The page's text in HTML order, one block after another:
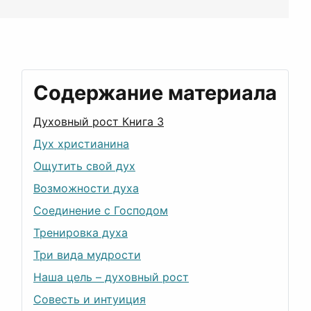
Содержание материала
Духовный рост Книга 3
Дух христианина
Ощутить свой дух
Возможности духа
Соединение с Господом
Тренировка духа
Три вида мудрости
Наша цель – духовный рост
Совесть и интуиция